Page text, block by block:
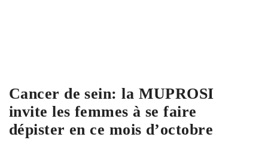
Cancer de sein: la MUPROSI
invite les femmes à se faire
dépister en ce mois d’octobre